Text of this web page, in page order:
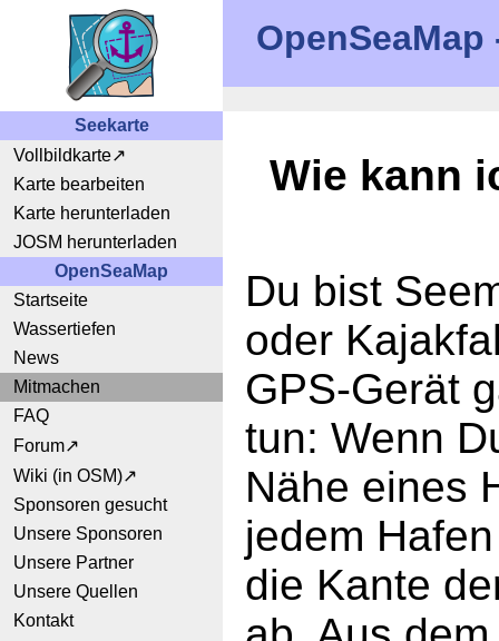
Seekarte
Vollbildkarte
Karte bearbeiten
Karte herunterladen
JOSM herunterladen
OpenSeaMap
Startseite
Wassertiefen
News
Mitmachen
FAQ
Forum
Wiki (in OSM)
Sponsoren gesucht
Unsere Sponsoren
Unsere Partner
Unsere Quellen
Kontakt
Wie kann
Du bist
oder
GPS-Gerät
tun: Wenn
Nähe eines
jedem
die Kante